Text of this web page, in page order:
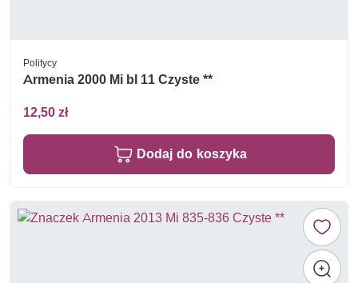
Politycy
Armenia 2000 Mi bl 11 Czyste **
12,50 zł
Dodaj do koszyka